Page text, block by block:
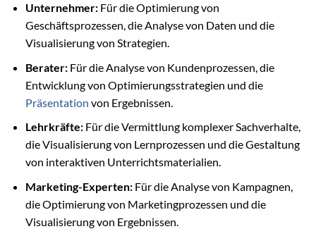
Unternehmer:Für die Optimierung von
Geschäftsprozessen, die Analyse von Daten und die
Visualisierung von Strategien.
Berater:Für die Analyse von Kundenprozessen, die
Entwicklung von Optimierungsstrategien und die
Präsentation von Ergebnissen.
Lehrkräfte:Für die Vermittlung komplexer Sachverhalte,
die Visualisierung von Lernprozessen und die Gestaltung
von interaktiven Unterrichtsmaterialien.
Marketing-Experten:Für die Analyse von Kampagnen,
die Optimierung von Marketingprozessen und die
Visualisierung von Ergebnissen.